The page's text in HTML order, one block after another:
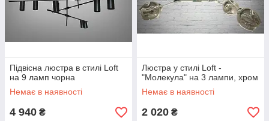
Підвісна люстра в стилі Loft
на 9 ламп чорна
Немає в наявності
4 940 ₴
Люстра у стилі Loft -
"Молекула" на 3 лампи, хром
Немає в наявності
2 020 ₴